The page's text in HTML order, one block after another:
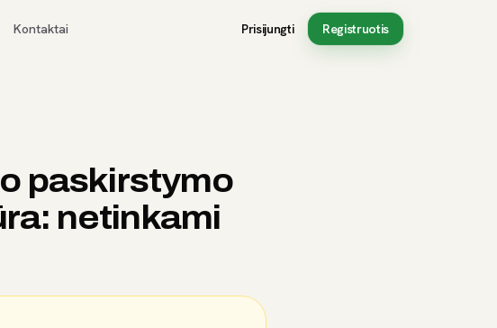
Kontaktai Prisijungti Registruotis
paskirstymo
netinkami